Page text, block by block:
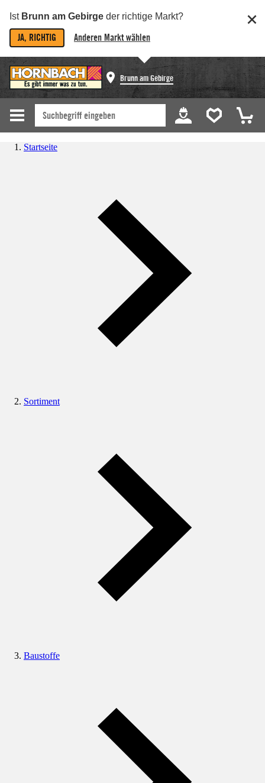
Ist Brunn am Gebirge der richtige Markt?
JA, RICHTIG Anderen Markt wählen
Brunn am Gebirge
Startseite
Sortiment
Baustoffe